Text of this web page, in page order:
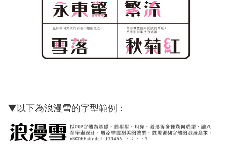
▼以下為浪漫雪的字型範例：